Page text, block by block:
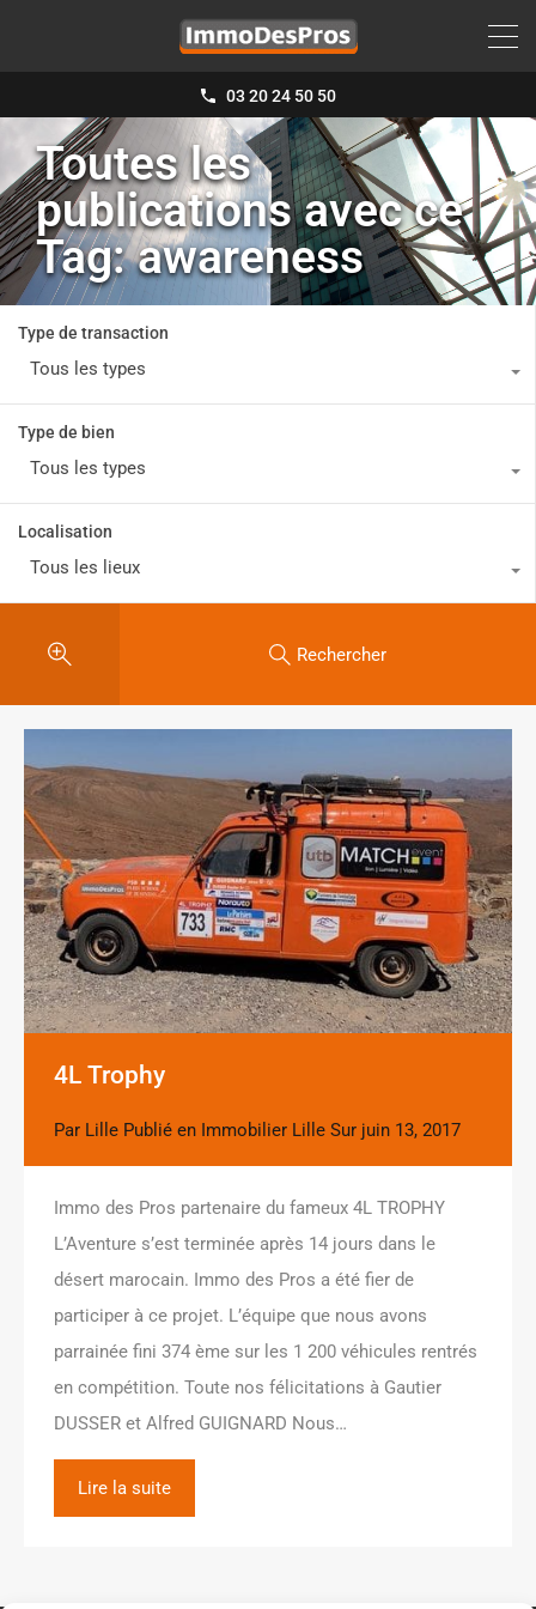
03 20 24 50 50
Toutes les
publications avec ce
Tag: awareness
Type de transaction
Tous les types
Type de bien
Tous les types
Localisation
Tous les lieux
Rechercher
4L Trophy
Par Lille Publié en Immobilier Lille Sur juin 13, 2017
Immo des Pros partenaire du fameux 4L TROPHY
L’Aventure s’est terminée après 14 jours dans le
désert marocain. Immo des Pros a été fier de
participer à ce projet. L’équipe que nous avons
parrainée fini 374 ème sur les 1 200 véhicules rentrés
en compétition. Toute nos félicitations à Gautier
DUSSER et Alfred GUIGNARD Nous…
Lire la suite